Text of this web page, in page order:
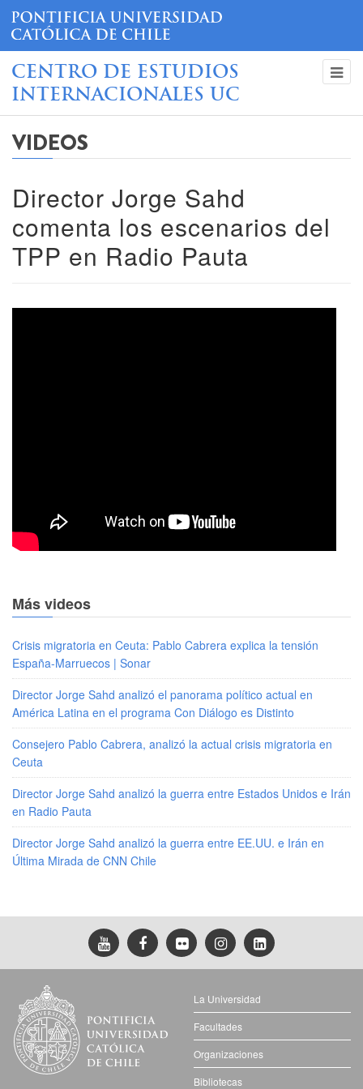
CENTRO DE ESTUDIOS
INTERNACIONALES UC
VIDEOS
Director Jorge Sahd
comenta los escenarios del
TPP en Radio Pauta
Más videos
Crisis migratoria en Ceuta: Pablo Cabrera explica la tensión
España-Marruecos | Sonar
Director Jorge Sahd analizó el panorama político actual en
América Latina en el programa Con Diálogo es Distinto
Consejero Pablo Cabrera, analizó la actual crisis migratoria en
Ceuta
Director Jorge Sahd analizó la guerra entre Estados Unidos e Irán
en Radio Pauta
Director Jorge Sahd analizó la guerra entre EE.UU. e Irán en
Última Mirada de CNN Chile
La Universidad
Facultades
Organizaciones
Bibliotecas